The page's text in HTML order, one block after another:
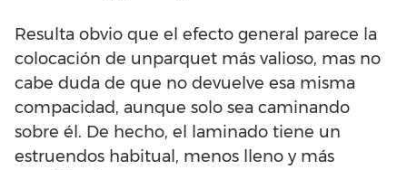
Resulta obvio que el efecto general parece la
colocación de unparquet más valioso, mas no
cabe duda de que no devuelve esa misma
compacidad, aunque solo sea caminando
sobre él. De hecho, el laminado tiene un
estruendos habitual, menos lleno y más